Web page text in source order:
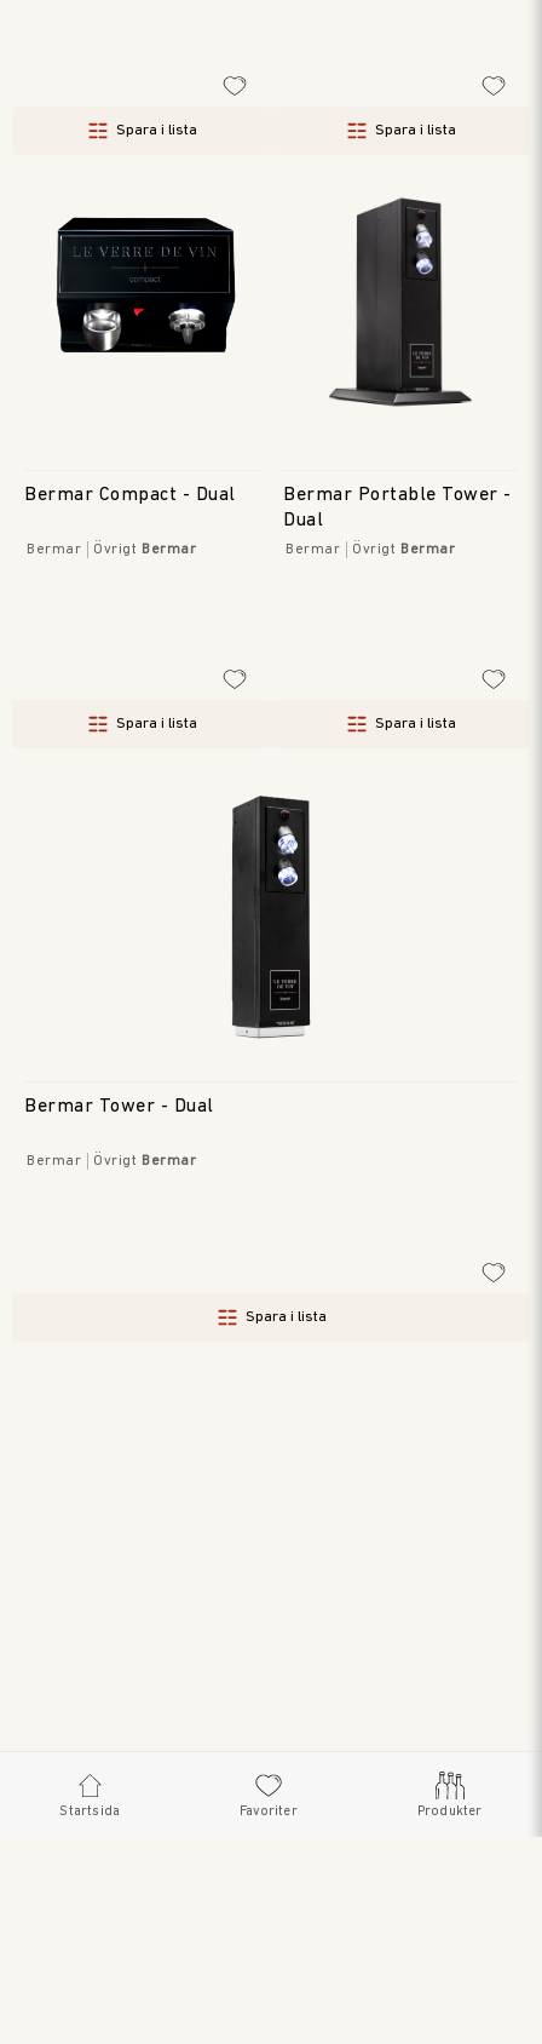
Spara i lista Spara i lista
Bermar Compact - Dual
Bermar Övrigt Bermar
Spara i lista
Bermar Portable Tower -
Dual
Bermar Övrigt Bermar
Spara i lista
Bermar Tower - Dual
Bermar Övrigt Bermar
Spara i lista
Startsida Favoriter Produkter